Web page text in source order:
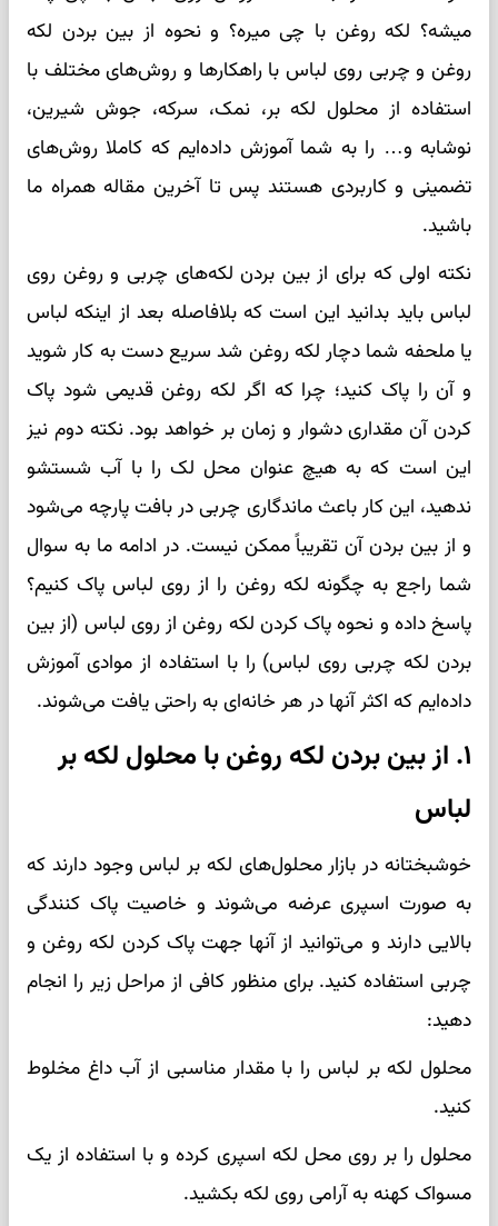
میشه؟ لکه روغن با چی میره؟ و نحوه از بین بردن لکه
روغن و چربی روی لباس با راهکارها و روش‌های مختلف با
استفاده از محلول لکه بر، نمک، سرکه، جوش شیرین،
نوشابه و… را به شما آموزش داده‌ایم که کاملا روش‌های
تضمینی و کاربردی هستند پس تا آخرین مقاله همراه ما
باشید.
نکته اولی که برای از بین بردن لکه‌های چربی و روغن روی
لباس باید بدانید این است که بلافاصله بعد از اینکه لباس
یا ملحفه شما دچار لکه روغن شد سریع دست به کار شوید
و آن را پاک کنید؛ چرا که اگر لکه روغن قدیمی شود پاک
کردن آن مقداری دشوار و زمان بر خواهد بود. نکته دوم نیز
این است که به هیچ عنوان محل لک را با آب شستشو
ندهید، این کار باعث ماندگاری چربی در بافت پارچه می‌شود
و از بین بردن آن تقریباً ممکن نیست. در ادامه ما به سوال
شما راجع به چگونه لکه روغن را از روی لباس پاک کنیم؟
پاسخ داده و نحوه پاک کردن لکه روغن از روی لباس (از بین
بردن لکه چربی روی لباس) را با استفاده از موادی آموزش
داده‌ایم که اکثر آنها در هر خانه‌ای به راحتی یافت می‌شوند.
۱. از بین بردن لکه روغن با محلول لکه بر
لباس
خوشبختانه در بازار محلول‌های لکه بر لباس وجود دارند که
به صورت اسپری عرضه می‌شوند و خاصیت پاک کنندگی
بالایی دارند و می‌توانید از آنها جهت پاک کردن لکه روغن و
چربی استفاده کنید. برای منظور کافی از مراحل زیر را انجام
دهید:
محلول لکه بر لباس را با مقدار مناسبی از آب داغ مخلوط
کنید.
محلول را بر روی محل لکه اسپری کرده و با استفاده از یک
مسواک کهنه به آرامی روی لکه بکشید.